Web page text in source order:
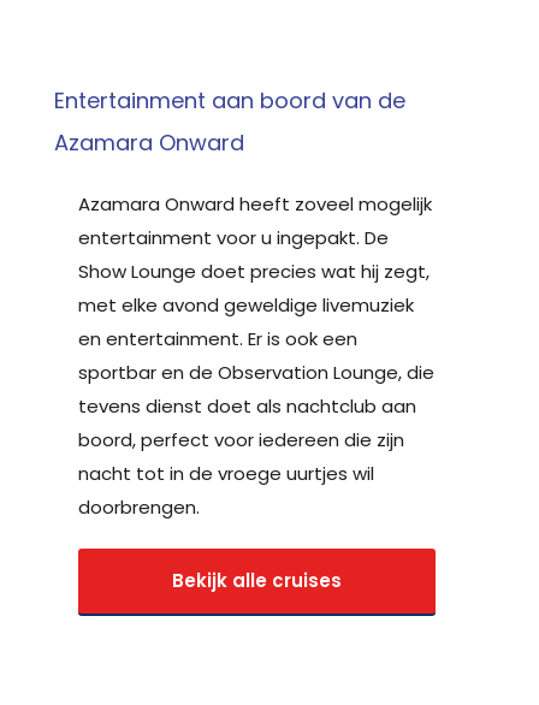
Entertainment aan boord van de
Azamara Onward
Azamara Onward heeft zoveel mogelijk
entertainment voor u ingepakt. De
Show Lounge doet precies wat hij zegt,
met elke avond geweldige livemuziek
en entertainment. Er is ook een
sportbar en de Observation Lounge, die
tevens dienst doet als nachtclub aan
boord, perfect voor iedereen die zijn
nacht tot in de vroege uurtjes wil
doorbrengen.
Bekijk alle cruises